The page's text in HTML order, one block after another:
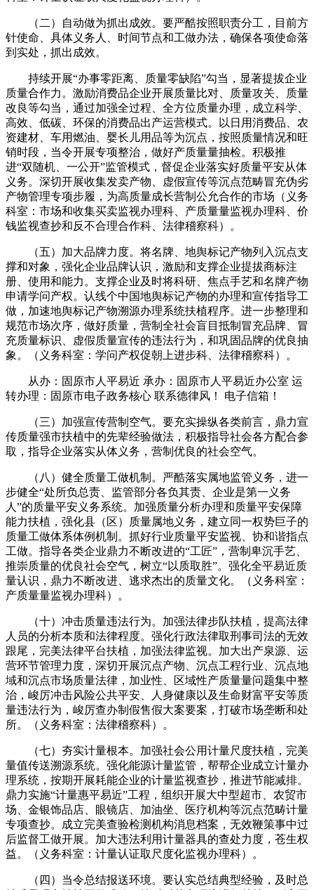
（二）自动做为抓出成效。要严酷按照职责分工，目前方
针使命、具体义务人、时间节点和工做办法，确保各项使命落
到实处，抓出成效。
持续开展“办事零距离、质量零缺陷”勾当，显著提拔企业
质量合作力。激励消费品企业开展质量比对、质量攻关、质量
改良等勾当，通过加强全过程、全方位质量办理，成立科学、
高效、低碳、环保的消费品出产运营模式。以日用消费品、农
资建材、车用燃油、婴长儿用品等为沉点，按照质量情况和旺
销时段，当令开展专项整治，做好产质量量抽检。积极推
进“双随机、一公开”监管模式，督促企业落实好质量平安从体
义务。深切开展收集发卖产物、虚假宣传等沉点范畴冒充伪劣
产物管理专项步履，为高质量成长营制公允合作的市场（义务
科室：市场和收集买卖监视办理科、产质量量监视办理科、价
钱监视查抄和反不合理合作科、法律稽察科）。
（五）加大品牌力度。将名牌、地舆标记产物列入沉点支
撑和对象，强化企业品牌认识，激励和支撑企业提拔商标注
册、使用和能力。支撑企业及时将科研、焦点手艺和名牌产物
申请学问产权。认线个中国地舆标记产物的办理和宣传指导工
做，加速地舆标记产物溯源办理系统扶植程序。进一步整理和
规范市场次序，做好质量，营制全社会盲目抵制冒充品牌、冒
充质量标识、虚假质量宣传的违法行为，和巩固品牌的优良抽
象。（义务科室：学问产权促朝上进步科、法律稽察科）。
从办：固原市人平易近 承办：固原市人平易近办公室 运
转办理：固原市电子政务核心 联系德律风！ 电子信箱！
（三）加强宣传营制空气。要充实操纵各类前言，鼎力宣
传质量强市扶植中的先辈经验做法，积极指导社会各方配合参
取，指导企业落实从体义务，营制优良的社会空气。
（八）健全质量工做机制。严酷落实属地监管义务，进一
步健全“处所负总责、监管部分各负其责、企业是第一义务
人”的质量平安义务系统。加强质量分析办理和质量平安保障
能力扶植，强化县（区）质量属地义务，建立同一权势巨子的
质量工做体系体例机制。抓好行业质量平安监视、协和谐指点
工做。指导各类企业鼎力不断改进的“工匠”，营制卑沉手艺、
推崇质量的优良社会空气，树立“以质取胜”。强化全平易近质
量认识，鼎力不断改进、逃求杰出的质量文化。（义务科室：
产质量量监视办理科）。
（十）冲击质量违法行为。加强法律步队扶植，提高法律
人员的分析本质和法律程度。强化行政法律取刑事司法的无效
跟尾，完美法律平台扶植，加强法律监视。加大出产泉源、运
营环节管理力度，深切开展沉点产物、沉点工程行业、沉点地
域和沉点市场质量法律，加业性、区域性产质量量问题集中整
治，峻厉冲击风险公共平安、人身健康以及生命财富平安等质
量违法行为，峻厉查办制假售假大案要案，打破市场垄断和处
所。（义务科室：法律稽察科）。
（七）夯实计量根本。加强社会公用计量尺度扶植，完美
量值传送溯源系统。强化能源计量监管，帮帮企业成立计量办
理系统，按期开展耗能企业的计量监视查抄，推进节能减排。
鼎力实施“计量惠平易近”工程，组织开展大中型超市、农贸市
场、金银饰品店、眼镜店、加油坐、医疗机构等沉点范畴计量
专项查抄。成立完美查验检测机构消息档案，无效鞭策事中过
后监督工做开展。加大违法利用计量器具的查处力度，苍生权
益。（义务科室：计量认证取尺度化监视办理科）。
（四）当令总结报送环境。要认实总结典型经验，及时总